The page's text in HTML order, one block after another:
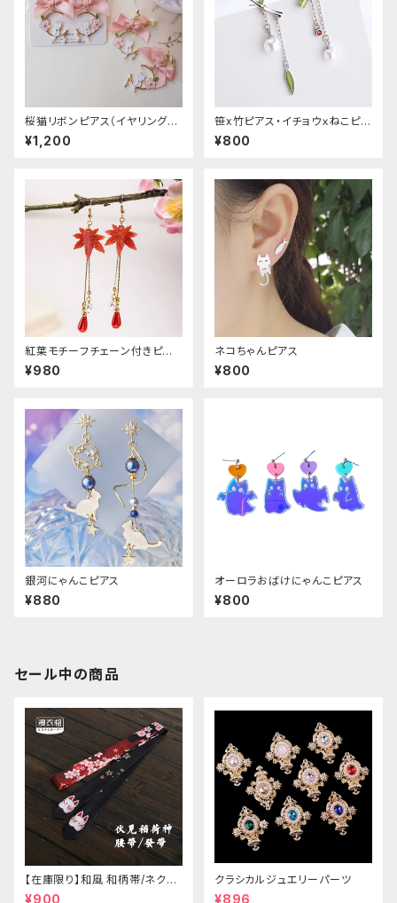
桜猫リボンピアス（イヤリング変
更可能
¥1,200
笹x竹ピアス・イチョウｘねこピア
ス
¥800
紅葉モチーフチェーン付きピア
ス
¥980
ネコちゃんピアス
¥800
銀河にゃんこピアス
¥880
オーロラおばけにゃんこピアス
¥800
セール中の商品
【在庫限り】和風 和柄帯/ネクタ
イ/リボン（狐面/金魚
¥900
クラシカルジュエリーパーツ
¥896